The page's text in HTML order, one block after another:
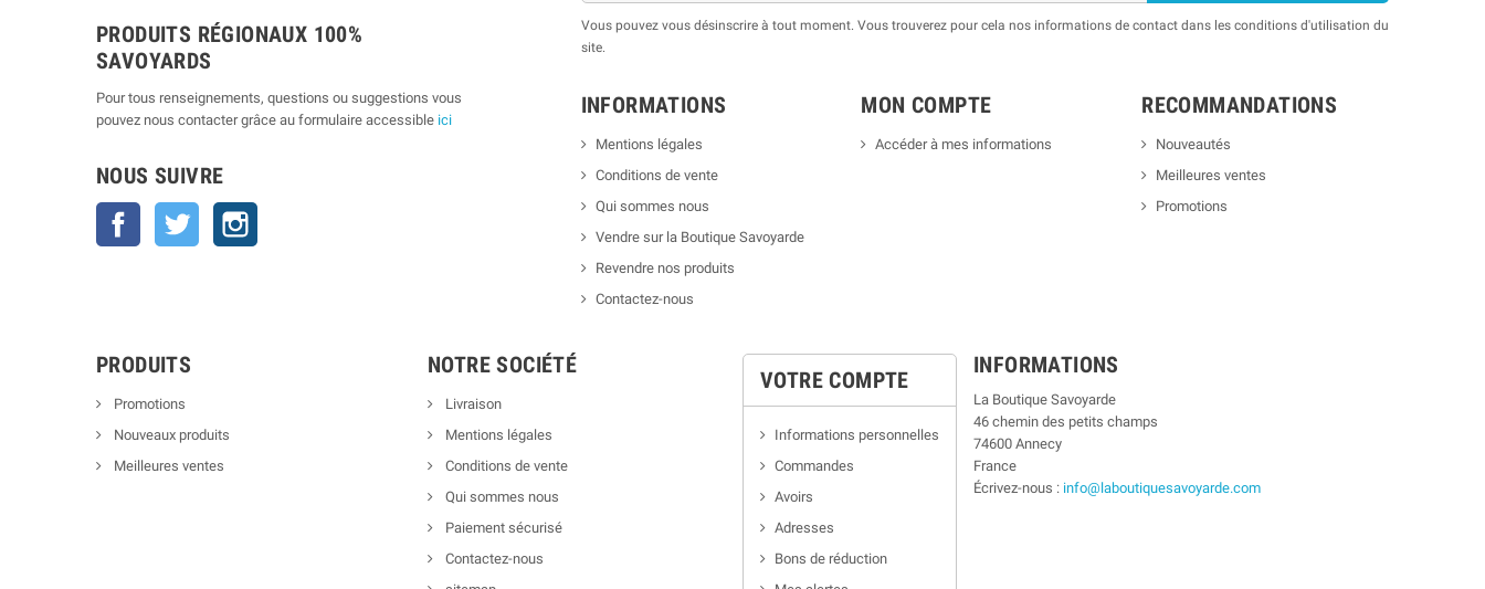
PRODUITS RÉGIONAUX 100%
SAVOYARDS
Pour tous renseignements, questions ou suggestions vous
pouvez nous contacter grâce au formulaire accessible ici
NOUS SUIVRE
Facebook Twitter
Vous pouvez vous désinscrire à tout moment. Vous trouverez pour cela nos informations de contact dans les conditions d'utilisation du
site.
INFORMATIONS
Mentions légales
Conditions de vente
Qui sommes nous
Vendre sur la Boutique Savoyarde
Revendre nos produits
Contactez-nous
MON COMPTE
Accéder à mes informations
RECOMMANDATIONS
Nouveautés
Meilleures ventes
Promotions
PRODUITS
Promotions
Nouveaux produits
Meilleures ventes
NOTRE SOCIÉTÉ
Livraison
Mentions légales
Conditions de vente
Qui sommes nous
Paiement sécurisé
Contactez-nous
VOTRE COMPTE
Informations personnelles
Commandes
Avoirs
Adresses
Bons de réduction
INFORMATIONS
La Boutique Savoyarde
46 chemin des petits champs
74600 Annecy
France
Écrivez-nous : info@laboutiquesavoyarde.com